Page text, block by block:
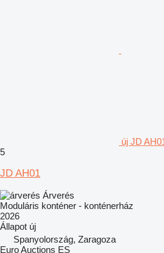
új JD
5
JD AH01
Árverés
Moduláris konténer - konténerház
2026
Állapot új
Spanyolország, Zaragoza
Euro Auctions ES